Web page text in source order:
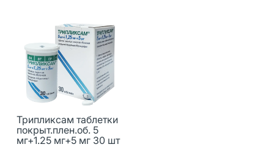
Трипликсам таблетки
покрыт.плен.об. 5
мг+1.25 мг+5 мг 30 шт